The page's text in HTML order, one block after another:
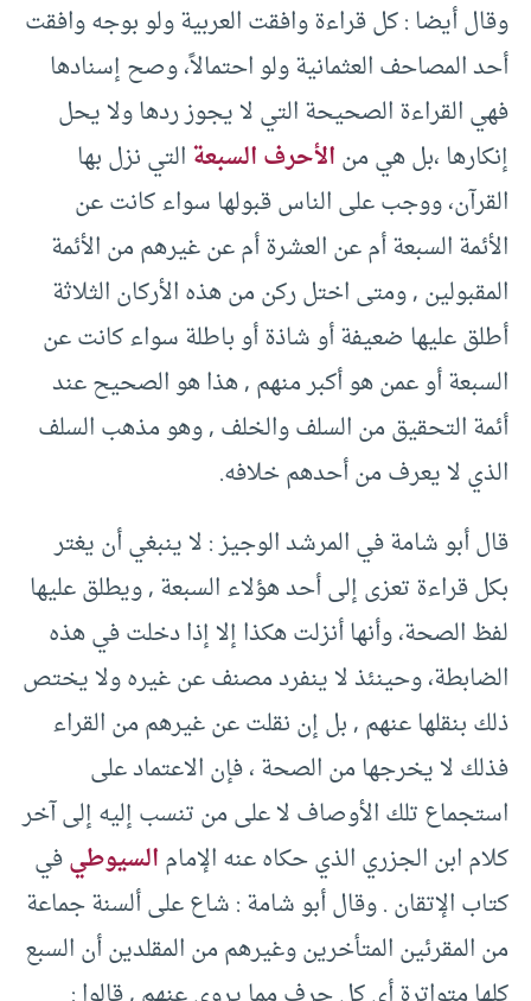
وقال أيضا ‏:‏ كل قراءة وافقت العربية ولو بوجه وافقت
أحد المصاحف العثمانية ولو احتمالاً، وصح إسنادها
فهي القراءة الصحيحة التي لا يجوز ردها ولا يحل
إنكارها ،بل هي منالأحرف السبعةالتي نزل بها
القرآن، ووجب على الناس قبولها سواء كانت عن
الأئمة السبعة أم عن العشرة أم عن غيرهم من الأئمة
المقبولين ‏,‏ ومتى اختل ركن من هذه الأركان الثلاثة
أطلق عليها ضعيفة أو شاذة أو باطلة سواء كانت عن
السبعة أو عمن هو أكبر منهم ‏,‏ هذا هو الصحيح عند
أئمة التحقيق من السلف والخلف ‏,‏ وهو مذهب السلف
الذي لا يعرف من أحدهم خلافه. ‏
‏قال أبو شامة في المرشد الوجيز ‏:‏ لا ينبغي أن يغتر
بكل قراءة تعزى إلى أحد هؤلاء السبعة ‏,‏ ويطلق عليها
لفظ الصحة، وأنها أنزلت هكذا إلا إذا دخلت في هذه
الضابطة، وحينئذ لا ينفرد مصنف عن غيره ولا يختص
ذلك بنقلها عنهم ‏,‏ بل إن نقلت عن غيرهم من القراء
فذلك لا يخرجها من الصحة ، فإن الاعتماد على
استجماع تلك الأوصاف لا على من تنسب إليه إلى آخر
كلام ابن الجزري الذي حكاه عنه الإمامالسيوطيفي
كتاب الإتقان ‏.‏ وقال أبو شامة ‏:‏ شاع على ألسنة جماعة
من المقرئين المتأخرين وغيرهم من المقلدين أن السبع